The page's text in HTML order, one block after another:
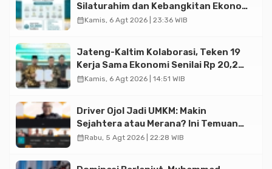
Silaturahim dan Kebangkitan Ekonomi
Halal di Jakarta
calendar_monthKamis, 6 Agt 2026 | 23:36 WIB
Jateng-Kaltim Kolaborasi, Teken 19
Kerja Sama Ekonomi Senilai Rp 20,2
Triliun
calendar_monthKamis, 6 Agt 2026 | 14:51 WIB
Driver Ojol Jadi UMKM: Makin
Sejahtera atau Merana? Ini Temuan
Diskusi Paramadina
calendar_monthRabu, 5 Agt 2026 | 22:28 WIB